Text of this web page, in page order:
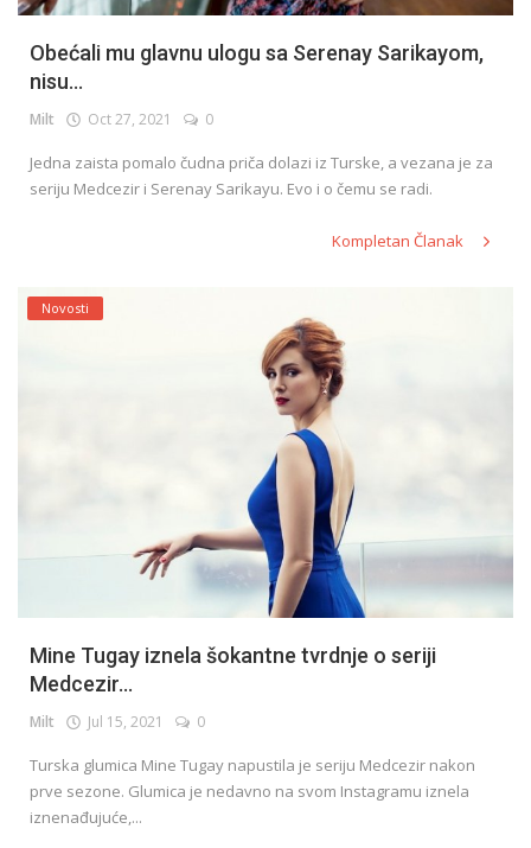
Obećali mu glavnu ulogu sa Serenay Sarikayom,
nisu...
Milt Oct 27, 2021 0
Jedna zaista pomalo čudna priča dolazi iz Turske, a vezana je za
seriju Medcezir i Serenay Sarikayu. Evo i o čemu se radi.
Kompletan Članak
Novosti
Mine Tugay iznela šokantne tvrdnje o seriji
Medcezir...
Milt Jul 15, 2021 0
Turska glumica Mine Tugay napustila je seriju Medcezir nakon
prve sezone. Glumica je nedavno na svom Instagramu iznela
iznenađujuće,...